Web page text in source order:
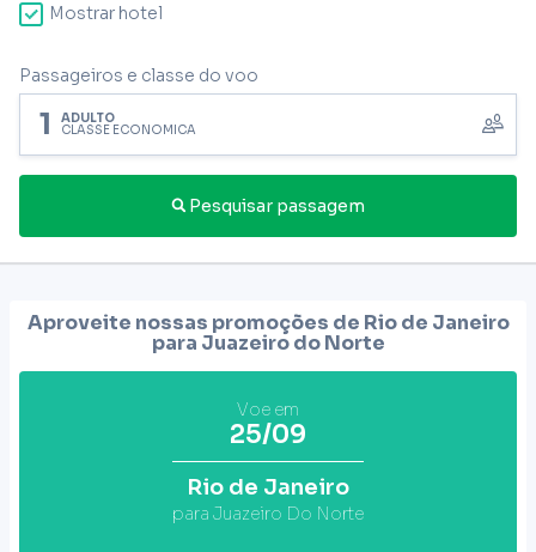
Mostrar hotel
Passageiros e classe do voo
1 ADULTO
CLASSE ECONÔMICA
Pesquisar passagem
Aproveite nossas promoções de Rio de Janeiro
para Juazeiro do Norte
Voe em
25/09
Rio de Janeiro
para Juazeiro Do Norte